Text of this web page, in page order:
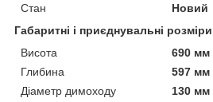
Стан
Новий
Габаритні і приєднувальні розміри
Висота
690 мм
Глибина
597 мм
Діаметр димоходу
130 мм